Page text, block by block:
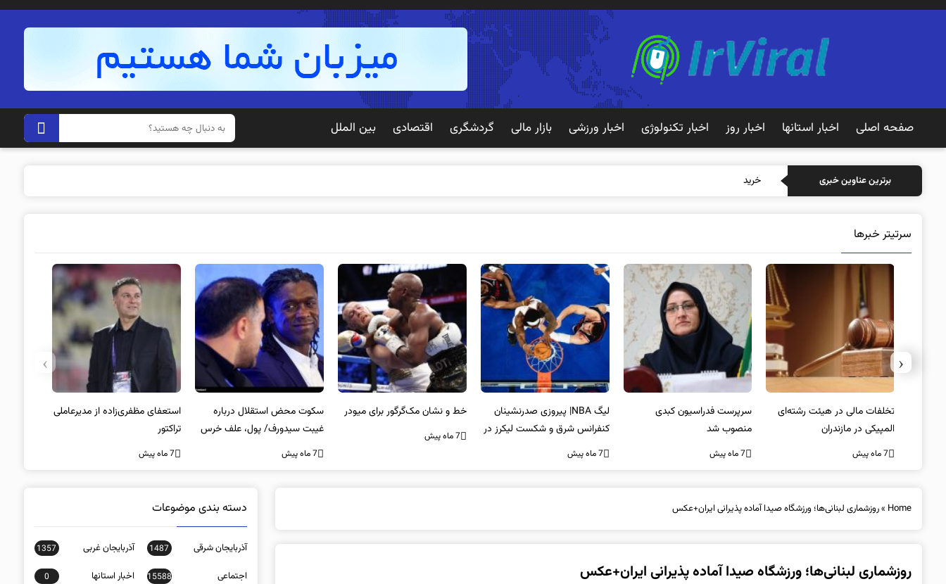
صفحه اصلی اخبار استانها اخبار روز اخبار تکنولوژی اخبار ورزشی بازار مالی گردشگری اقتصادی بین الملل
برترین عناوین خبری خرید بیمه: سنتی یا آنلاین؟ کدامی
سرتیتر خبرها
تخلفات مالی در هیئت رشته‌ای
المپیکی در مازندران
7 ماه پیش
سرپرست فدراسیون کبدی
منصوب شد
7 ماه پیش
لیگ NBA| پیروزی صدرنشینان
کنفرانس شرق و شکست لیکرز در
غیاب جیمز
7 ماه پیش
خط و نشان مک‌گرگور برای میودر
7 ماه پیش
سکوت محض استقلال درباره
غیبت سیدورف/ پول، علف خرس
است؟
7 ماه پیش
استعفای مظفری‌زاده از مدیرعاملی
تراکتور
7 ماه پیش
‹
›
Home
»روزشماری لبنانی‌ها؛ ورزشگاه صیدا آماده پذیرانی ایران+عکس
روزشماری لبنانی‌ها؛ ورزشگاه صیدا آماده پذیرانی ایران+عکس
دسته بندی موضوعات
آذربایجان شرقی 1487 آذربایجان غربی 1357
اجتماعی 15588 اخبار استانها 0